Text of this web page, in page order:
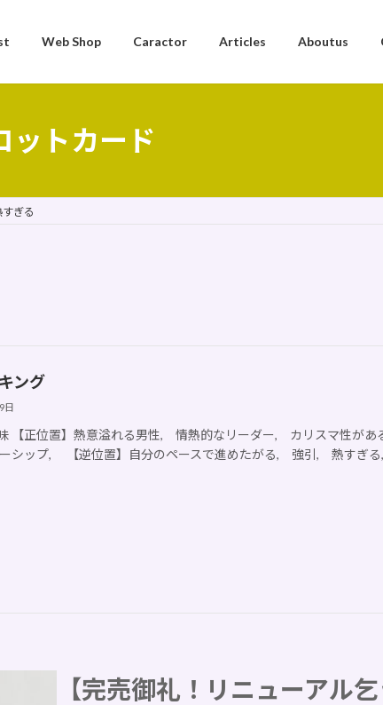
Web Shop Caractor Articles Aboutus
ットカード
すぎる
ング
日
【正位置】熱意溢れる男性, 情熱的なリーダー, カリスマ性が
シップ, 【逆位置】自分のペースで進めたがる, 強引, 熱すぎ
【完売御礼！リニューアル